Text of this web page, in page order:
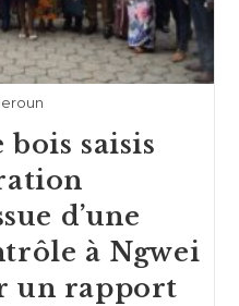
bois saisis
d’une
à Ngwei
un rapport